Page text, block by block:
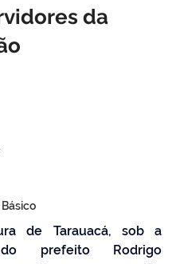
da
de Tarauacá, sob a
prefeito Rodrigo